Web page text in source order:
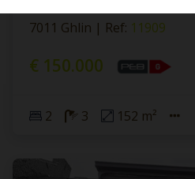
7011 Ghlin | Ref: 11909
€ 150.000
2 3 152 m²